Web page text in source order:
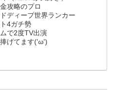
攻略のプロ
ディープ世界ランカー
4ガチ勢
で2度TV出演
げてます('ω')